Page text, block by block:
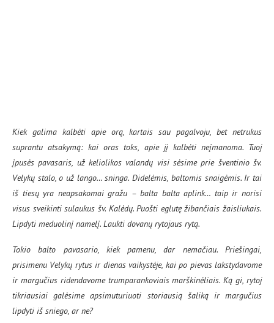
Kiek galima kalbėti apie orą, kartais sau pagalvoju, bet netrukus
suprantu atsakymą: kai oras toks, apie jį kalbėti neįmanoma. Tuoj
įpusės pavasaris, už keliolikos valandų visi sėsime prie šventinio šv.
Velykų stalo, o už lango… sninga. Didelėmis, baltomis snaigėmis. Ir tai
iš tiesų yra neapsakomai gražu – balta balta aplink… taip ir norisi
visus sveikinti sulaukus šv. Kalėdų. Puošti eglutę žibančiais žaisliukais.
Lipdyti meduolinį namelį. Laukti dovanų rytojaus rytą.
Tokio balto pavasario, kiek pamenu, dar nemačiau. Priešingai,
prisimenu Velykų rytus ir dienas vaikystėje, kai po pievas lakstydavome
ir margučius ridendavome trumparankoviais marškinėliais. Ką gi, rytoj
tikriausiai galėsime apsimuturiuoti storiausią šaliką ir margučius
lipdyti iš sniego, ar ne?